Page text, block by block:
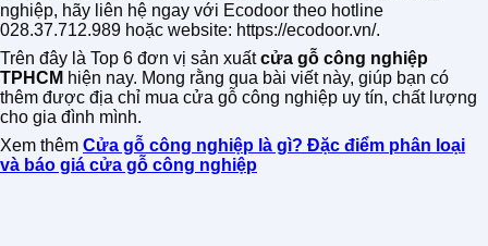
nghiệp, hãy liên hệ ngay với Ecodoor theo hotline
028.37.712.989 hoặc website: https://ecodoor.vn/.
Trên đây là Top 6 đơn vị sản xuấtcửa gỗ công nghiệp
TPHCM hiện nay. Mong rằng qua bài viết này, giúp bạn có
thêm được địa chỉ mua cửa gỗ công nghiệp uy tín, chất lượng
cho gia đình mình.
Xem thêm Cửa gỗ công nghiệp là gì? Đặc điểm phân loại
và báo giá cửa gỗ công nghiệp